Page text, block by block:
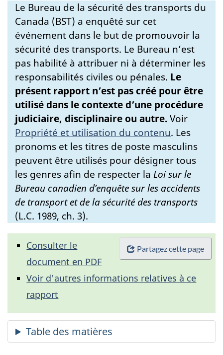
Le Bureau de la sécurité des transports du
Canada (BST) a enquêté sur cet
événement dans le but de promouvoir la
sécurité des transports. Le Bureau n’est
pas habilité à attribuer ni à déterminer les
responsabilités civiles ou pénales. Le
présent rapport n’est pas créé pour être
utilisé dans le contexte d’une procédure
judiciaire, disciplinaire ou autre.Voir
Propriété et utilisation du contenu. Les
pronoms et les titres de poste masculins
peuvent être utilisés pour désigner tous
les genres afin de respecter la Loi sur le
Bureau canadien d’enquête sur les accidents
de transport et de la sécurité des transports
(L.C. 1989, ch. 3).
Partagez cette page
Consulter le
document en PDF
Voir d'autres informations relatives à ce
rapport